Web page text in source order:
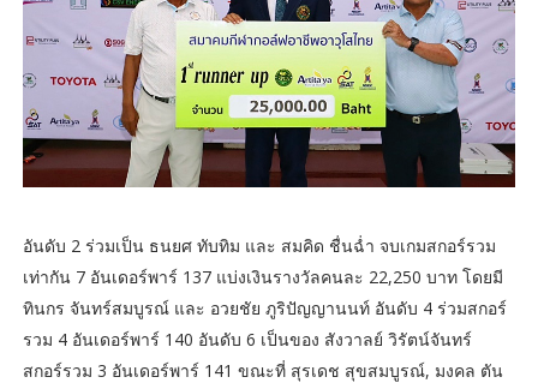
อันดับ 2 ร่วมเป็น ธนยศ ทับทิม และ สมคิด ชื่นฉ่ำ จบเกมสกอร์รวม
เท่ากัน 7 อันเดอร์พาร์ 137 แบ่งเงินรางวัลคนละ 22,250 บาท โดยมี
ทินกร จันทร์สมบูรณ์ และ อวยชัย ภูริปัญญานนท์ อันดับ 4 ร่วมสกอร์
รวม 4 อันเดอร์พาร์ 140 อันดับ 6 เป็นของ สังวาลย์ วิรัตน์จันทร์
สกอร์รวม 3 อันเดอร์พาร์ 141 ขณะที่ สุรเดช สุขสมบูรณ์, มงคล ตัน